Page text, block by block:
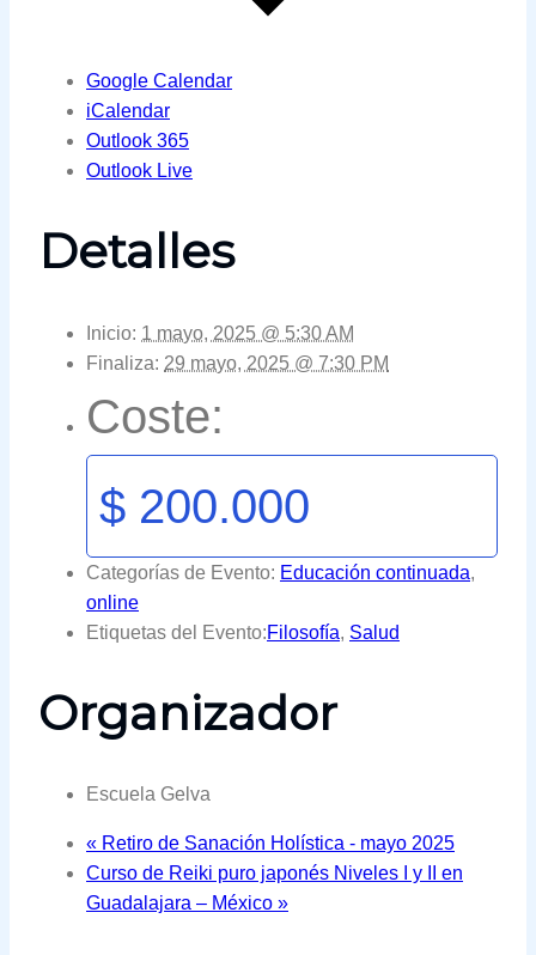
Google Calendar
iCalendar
Outlook 365
Outlook Live
Detalles
Inicio: 1 mayo, 2025 @ 5:30 AM
Finaliza: 29 mayo, 2025 @ 7:30 PM
Coste:
$ 200.000
Categorías de Evento: Educación continuada,
online
Etiquetas del Evento:Filosofía, Salud
Organizador
Escuela Gelva
« Retiro de Sanación Holística - mayo 2025
Curso de Reiki puro japonés Niveles I y II en
Guadalajara – México »